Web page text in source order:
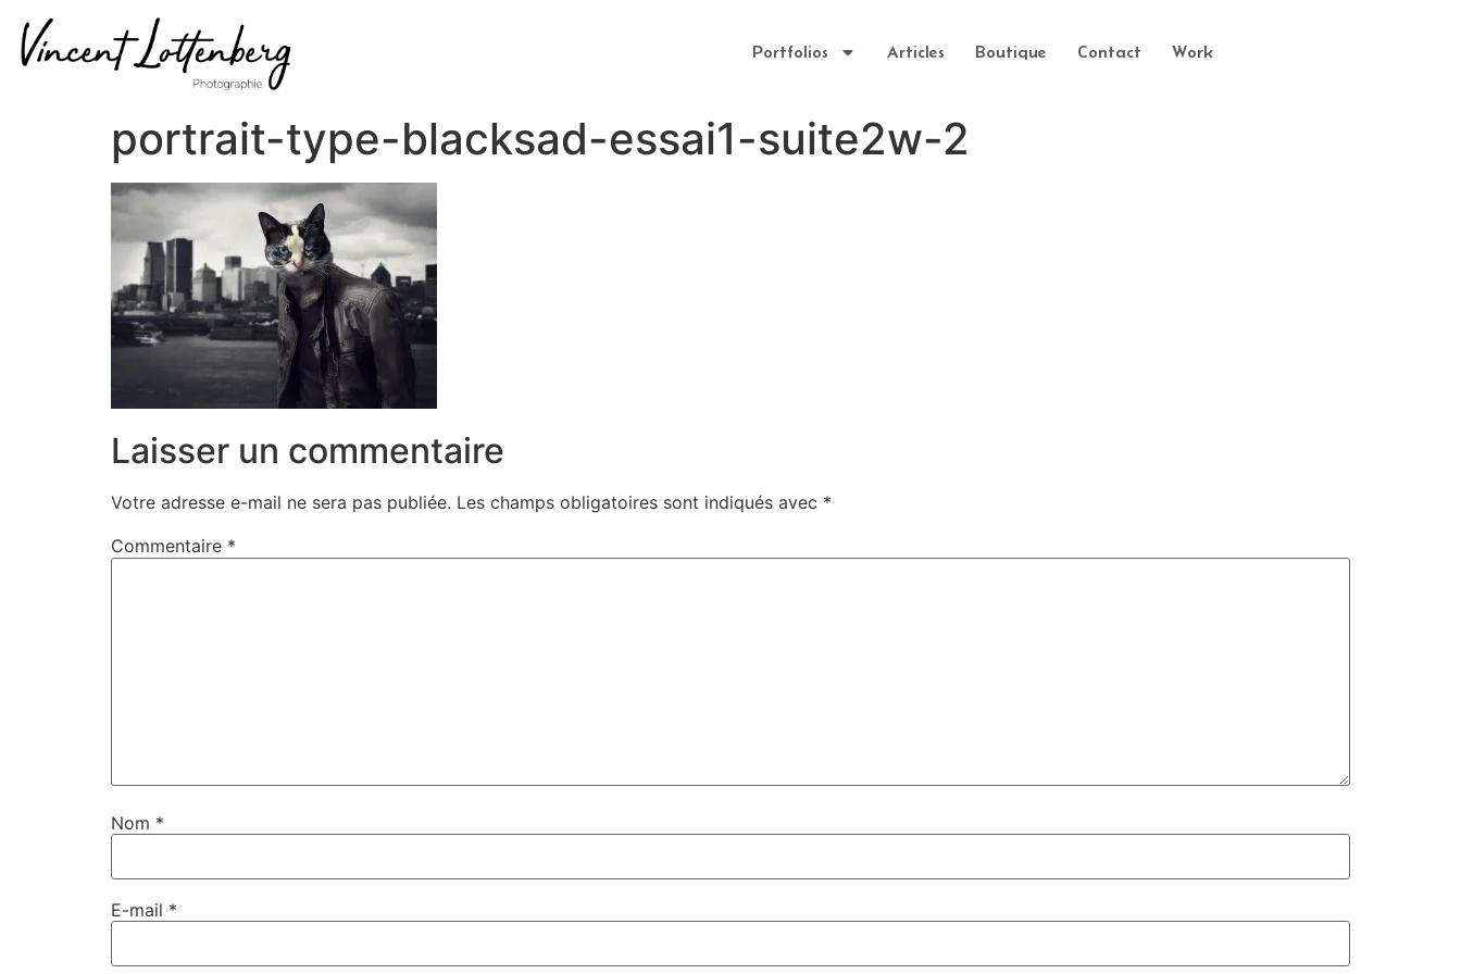
Portfolios Articles Boutique Contact Work
portrait-type-blacksad-essai1-suite2w-2
Laisser un commentaire
Votre adresse e-mail ne sera pas publiée. Les champs obligatoires sont indiqués avec *
Commentaire *
Nom *
E-mail *